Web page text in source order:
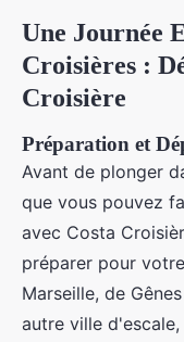
Que faire
en mer
Une Journée
Croisières :
Croisière
Préparation et
Avant de plonger
que vous pouvez
avec Costa
préparer pour
Marseille, de
autre ville